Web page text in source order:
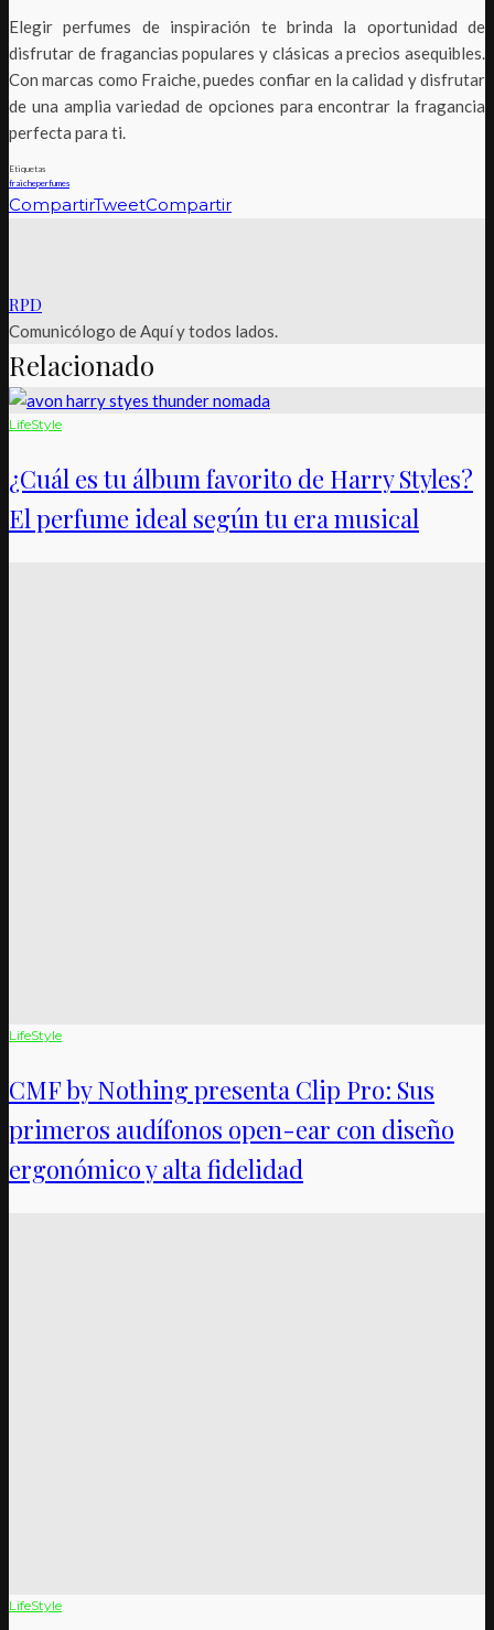
Elegir perfumes de inspiración te brinda la oportunidad de
disfrutar de fragancias populares y clásicas a precios asequibles.
Con marcas como Fraiche, puedes confiar en la calidad y disfrutar
de una amplia variedad de opciones para encontrar la fragancia
perfecta para ti.
Etiquetas
fraicheperfumes
CompartirTweetCompartir
RPD
Comunicólogo de Aquí y todos lados.
Relacionado
LifeStyle
¿Cuál es tu álbum favorito de Harry Styles?
El perfume ideal según tu era musical
LifeStyle
CMF by Nothing presenta Clip Pro: Sus
primeros audífonos open-ear con diseño
ergonómico y alta fidelidad
LifeStyle